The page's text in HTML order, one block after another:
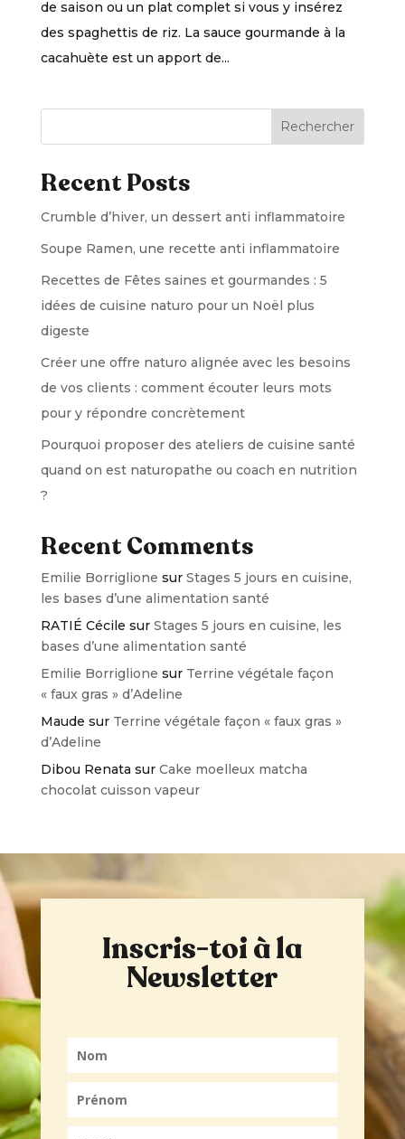
de saison ou un plat complet si vous y insérez
des spaghettis de riz. La sauce gourmande à la
cacahuète est un apport de...
Rechercher
Recent Posts
Crumble d’hiver, un dessert anti inflammatoire
Soupe Ramen, une recette anti inflammatoire
Recettes de Fêtes saines et gourmandes : 5
idées de cuisine naturo pour un Noël plus
digeste
Créer une offre naturo alignée avec les besoins
de vos clients : comment écouter leurs mots
pour y répondre concrètement
Pourquoi proposer des ateliers de cuisine santé
quand on est naturopathe ou coach en nutrition
?
Recent Comments
Emilie Borriglione sur Stages 5 jours en cuisine,
les bases d’une alimentation santé
RATIÉ Cécile sur Stages 5 jours en cuisine, les
bases d’une alimentation santé
Emilie Borriglione sur Terrine végétale façon
« faux gras » d’Adeline
Maude sur Terrine végétale façon « faux gras »
d’Adeline
Dibou Renata sur Cake moelleux matcha
chocolat cuisson vapeur
Inscris-toi à la
Newsletter